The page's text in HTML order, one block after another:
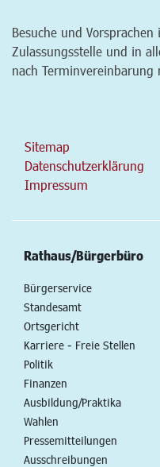
Besuche und
Zulassungsstelle und in
nach Terminvereinbarung
Sitemap
Datenschutzerklärung
Impressum
Rathaus/Bürgerbüro
Bürgerservice
Standesamt
Ortsgericht
Karriere - Freie Stellen
Politik
Finanzen
Ausbildung/Praktika
Wahlen
Pressemitteilungen
Ausschreibungen